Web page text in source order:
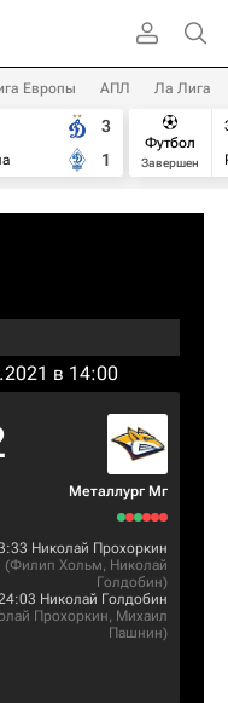
Европы АПЛ Ла Лига
3
1
Футбол
Завершен
в 14:00
Металлург Мг
Николай Прохоркин
(Филип Хольм, Николай
Голдобин)
Николай Голдобин
Прохоркин, Михаил
Пашнин)